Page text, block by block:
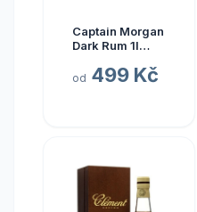
Captain Morgan
Dark Rum 1l
od 499 Kč